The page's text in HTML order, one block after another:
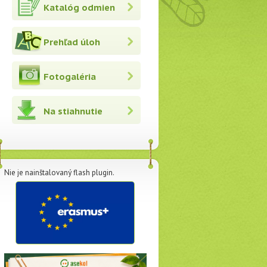
Katalóg odmien
Prehľad úloh
Fotogaléria
Na stiahnutie
Nie je nainštalovaný flash plugin.